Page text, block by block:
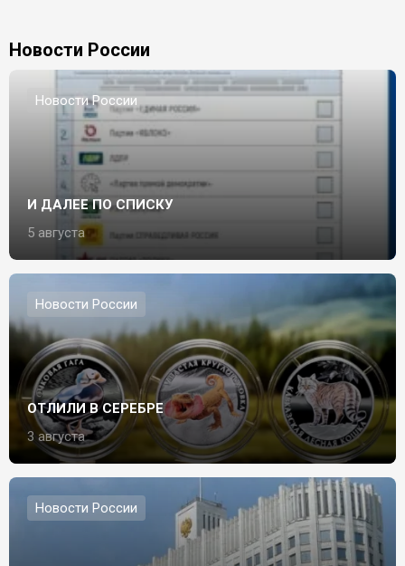
Новости России
Новости России
И ДАЛЕЕ ПО СПИСКУ
5 августа
Новости России
ОТЛИЛИ В СЕРЕБРЕ
3 августа
Новости России